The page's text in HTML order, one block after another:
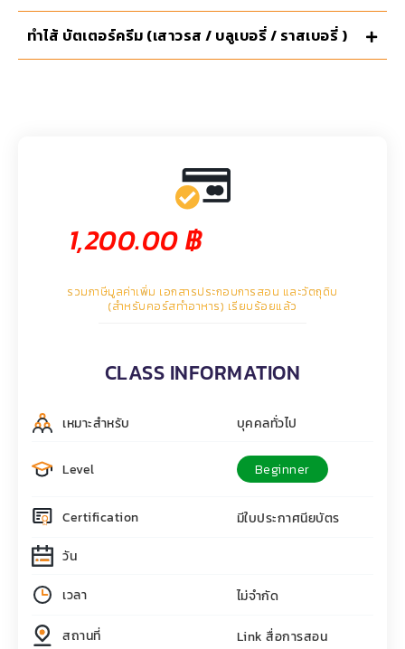
ทำไส้ บัตเตอร์ครีม (เสาวรส / บลูเบอรี่ / ราสเบอรี่ )
1,200.00฿
รวมภาษีมูลค่าเพิ่ม เอกสารประกอบการสอน และวัตถุดิบ
(สำหรับคอร์สทำอาหาร) เรียบร้อยแล้ว
CLASS INFORMATION
เหมาะสำหรับ บุคคลทั่วไป
Level Beginner
Certification
มีใบประกาศนียบัตร
วัน
เวลา ไม่จำกัด
สถานที่ Link สื่อการสอน